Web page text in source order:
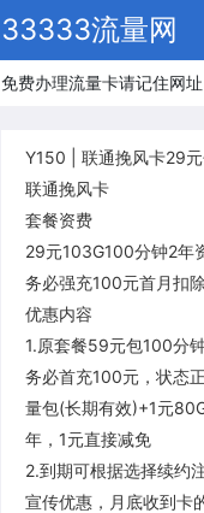
33333流量网
免费办理流量卡请记住网
Y150 | 联通挽风卡29
联通挽风卡
套餐资费
29元103G100分钟2年
务必强充100元首月扣
优惠内容
1.原套餐59元包100分
务必首充100元，状态
量包(长期有效)+1元
年，1元直接减免
2.到期可根据选择续约
宣传优惠，月底收到卡